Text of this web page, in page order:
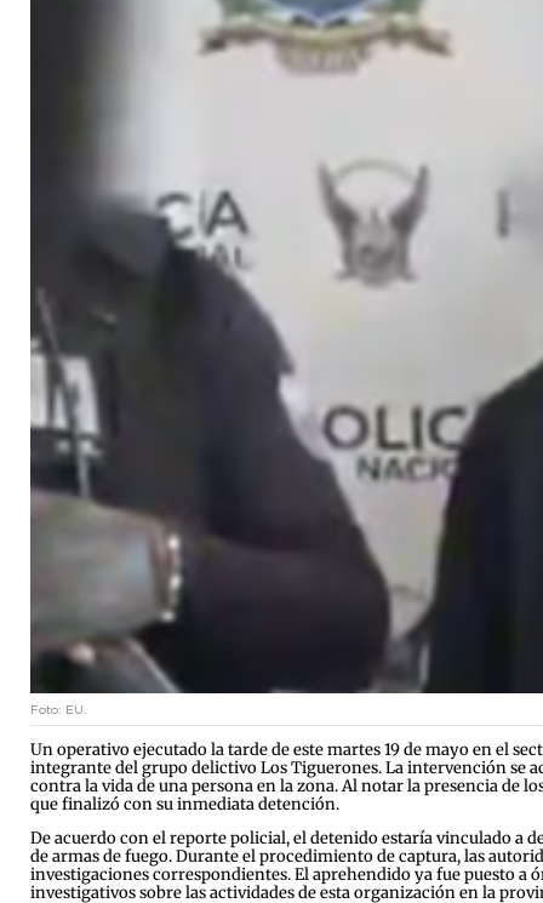
Foto: EU.
Un operativo ejecutado la tarde de este martes 19 de mayo en el
integrante del grupo delictivo Los Tiguerones. La intervención se
contra la vida de una persona en la zona. Al notar la presencia de
que finalizó con su inmediata detención.
De acuerdo con el reporte policial, el detenido estaría vinculado a
de armas de fuego. Durante el procedimiento de captura, las
investigaciones correspondientes. El aprehendido ya fue puesto
investigativos sobre las actividades de esta organización en la